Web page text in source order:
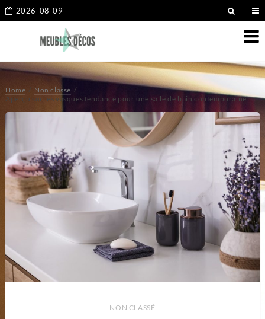
2026-08-09
Home
Non classé
Aperçu sur les vasques tendance pour une salle de bain contemporaine
NON CLASSÉ